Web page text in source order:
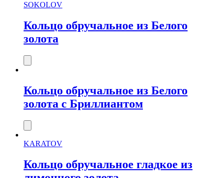
SOKOLOV
Кольцо обручальное из Белого
золота
Кольцо обручальное из Белого
золота с Бриллиантом
KARATOV
Кольцо обручальное гладкое из